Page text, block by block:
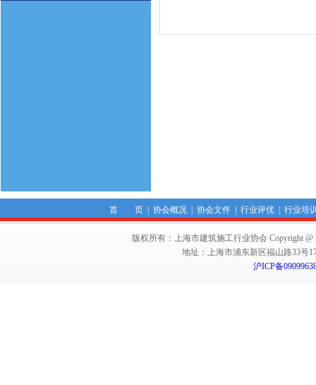
首 页| 协会概况| 协会文件| 行业评优| 行业培
版权所有：上海市建筑施工行业协会 Copyright @
地址：上海市浦东新区福山路33号
沪ICP备